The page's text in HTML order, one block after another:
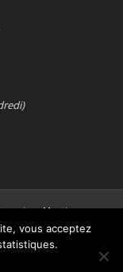
-Mentions
vous acceptez